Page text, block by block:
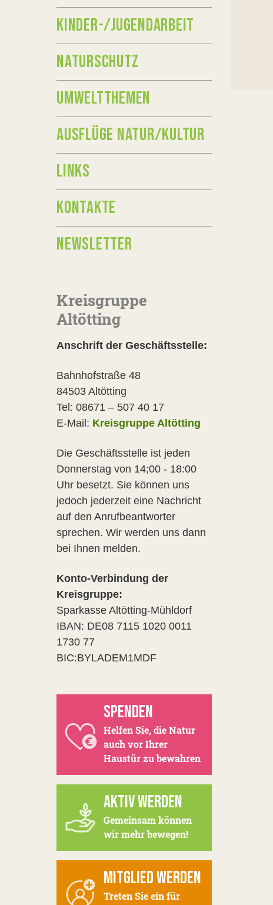
KINDER-/JUGENDARBEIT
NATURSCHUTZ
UMWELTTHEMEN
AUSFLÜGE NATUR/KULTUR
LINKS
KONTAKTE
NEWSLETTER
Kreisgruppe
Altötting
Anschrift der Geschäftsstelle:
Bahnhofstraße 48
84503 Altötting
Tel: 08671 – 507 40 17
E-Mail: Kreisgruppe Altötting
Die Geschäftsstelle ist jeden
Donnerstag von 14;00 - 18:00
Uhr besetzt. Sie können uns
jedoch jederzeit eine Nachricht
auf den Anrufbeantworter
sprechen. Wir werden uns dann
bei Ihnen melden.
Konto-Verbindung der
Kreisgruppe:
Sparkasse Altötting-Mühldorf
IBAN: DE08 7115 1020 0011
1730 77
BIC:BYLADEM1MDF
SPENDEN
Helfen Sie, die Natur
auch vor Ihrer
Haustür zu bewahren
AKTIV WERDEN
Gemeinsam können
wir mehr bewegen!
MITGLIED WERDEN
Treten Sie ein für